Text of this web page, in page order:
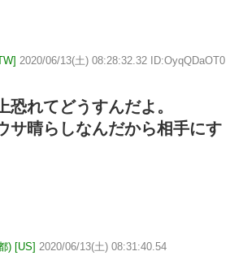
2020/06/13(土) 08:28:32.32 ID:OyqQDaOT0
恐れてどうすんだよ。
サ晴らしなんだから相手にす
) [US] 2020/06/13(土) 08:31:40.54